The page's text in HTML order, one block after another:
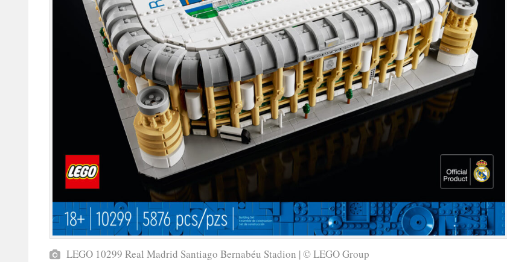
LEGO 10299 Real Madrid Santiago Bernabéu Stadion | © LEGO Group